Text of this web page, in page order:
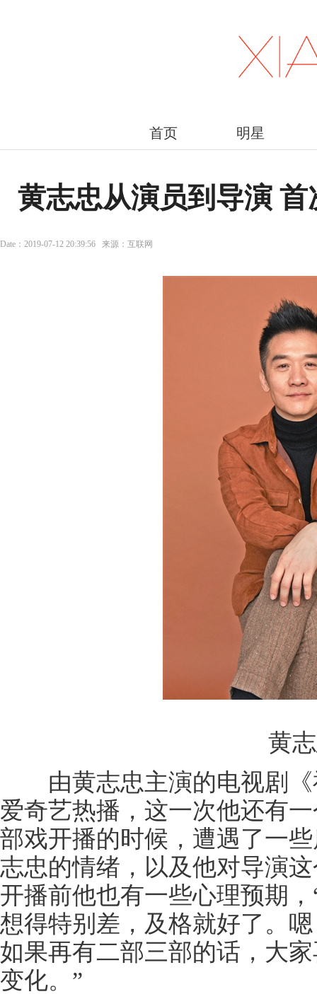
首页 明星
黄志忠从演员到导演
Date：2019-07-12 20:39:56 来源：互联网
黄
由黄志忠主演的电视剧《
爱奇艺热播，这一次他还有
部戏开播的时候，遭遇了一
志忠的情绪，以及他对导演
开播前他也有一些心理预期
想得特别差，及格就好了。
如果再有二部三部的话，大
变化。”